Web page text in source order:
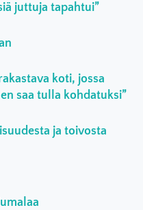
juttuja tapahtui”
koti, jossa
saa tulla kohdatuksi”
ja toivosta